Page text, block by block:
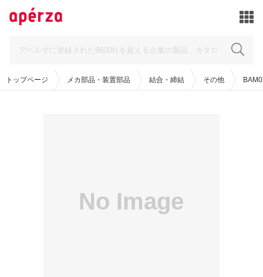
トップページ メカ部品・装置部品 結合・締結 その他